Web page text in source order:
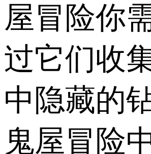
屋冒险你
过它们收
中隐藏的
鬼屋冒险